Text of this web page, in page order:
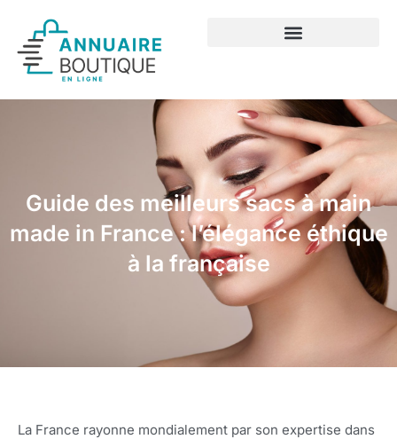
Guide des meilleurs sacs à main
made in France : l’élégance éthique
à la française
La France rayonne mondialement par son expertise dans